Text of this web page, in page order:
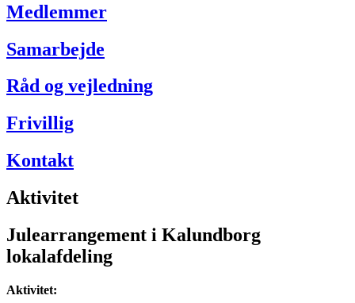
Medlemmer
Samarbejde
Råd og vejledning
Frivillig
Kontakt
Aktivitet
Julearrangement i Kalundborg
lokalafdeling
Aktivitet: